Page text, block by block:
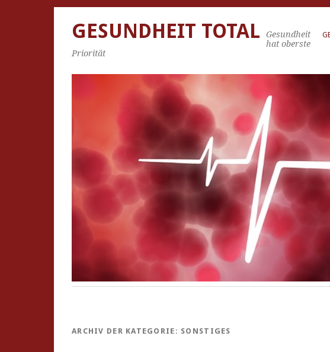
GESUNDHEIT TOTAL
Gesundheit
hat oberste
Priorität
ARCHIV DER KATEGORIE: SONSTIGES